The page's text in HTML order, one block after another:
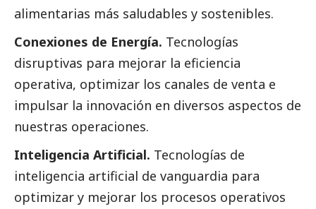
alimentarias más saludables y sostenibles.
Conexiones de Energía. Tecnologías
disruptivas para mejorar la eficiencia
operativa, optimizar los canales de venta e
impulsar la innovación en diversos aspectos de
nuestras operaciones.
Inteligencia Artificial. Tecnologías de
inteligencia artificial de vanguardia para
optimizar y mejorar los procesos operativos